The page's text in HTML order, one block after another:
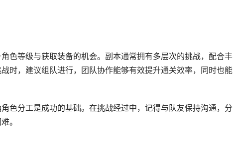
色等级与获取装备的机会。副本通常拥有多层次的挑战，配合丰
时，建议组队进行，团队协作能够有效提升通关效率，同时也能
色分工是成功的基础。在挑战经过中，记得与队友保持沟通，分
。